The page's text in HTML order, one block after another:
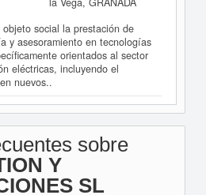
social la prestación de
y asesoramiento en tecnologías
orientados al sector
eléctricas, incluyendo el
nuevos..
sobre
Y
SL